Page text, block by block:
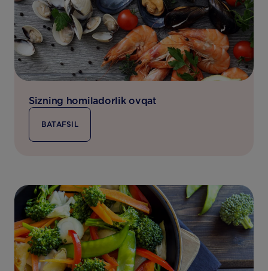
Sizning homiladorlik ovqat
BATAFSIL